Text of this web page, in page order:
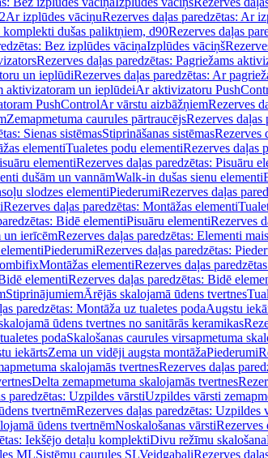
Ar izplūdes vāciņuRezerves daļas paredzētas: Ar
dušas paliktņiem, d90Rezerves daļas
Bez izplūdes vāciņaIzplūdes vāciņš
Rezerves daļas paredzētas: Pagriežams
un ieplūdiRezerves daļas paredzētas: Ar
aktivizatoram un ieplūdeiAr aktivizatoru
PushControlAr vārstu aizbāžņiemRezerves
Zemapmetuma caurules pārtraucējsRezerves daļas
Sienas sistēmasStiprināšanas sistēmasRezerves
elementiTualetes podu elementiRezerves daļas
elementiRezerves daļas paredzētas: Pisuāru
dušām un vannāmWalk-in dušas sienu elementi
slodzes elementiPiederumiRezerves daļas
Rezerves daļas paredzētas: Montāžas elementi
Bidē elementiPisuāru elementiRezerves
un ierīcēmRezerves daļas paredzētas: Elementi
PiederumiRezerves daļas paredzētas:
Montāžas elementiRezerves daļas
elementiRezerves daļas paredzētas: Bidē
StiprinājumiemĀrējās skalojamā ūdens tvertnes
paredzētas: Montāža uz tualetes podaAugstu
ūdens tvertnes no sanitārās keramikas
podaSkalošanas caurules virsapmetuma
iekārtsZema un vidēji augsta montāžaPiederumi
skalojamās tvertnesRezerves daļas
Delta zemapmetuma skalojamās tvertnes
paredzētas: Uzpildes vārstiUzpildes vārsti
tvertnēmRezerves daļas paredzētas:
ūdens tvertnēmNoskalošanas vārstiRezerves
Iekšējo detaļu komplektiDivu režīmu skalošana
MLSistēmu caurules SLVeidgabaliRezerves